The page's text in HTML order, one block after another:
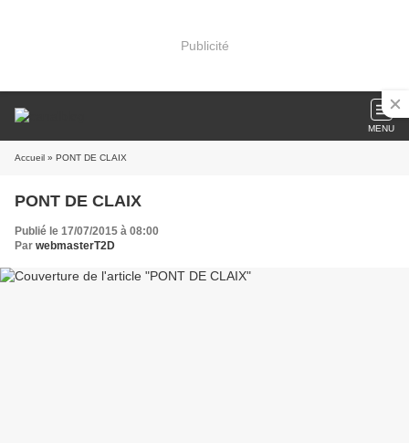
Publicité
MENU
Accueil » PONT DE CLAIX
PONT DE CLAIX
Publié le 17/07/2015 à 08:00
Par webmasterT2D